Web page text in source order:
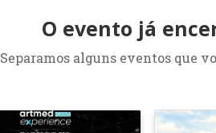
O evento já
Separamos alguns eventos que